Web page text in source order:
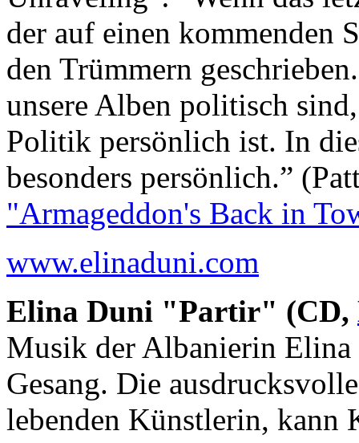
der auf einen kommenden
den Trümmern
unsere Alben politisch
Politik persönlich ist. In
besonders persönlich.”
"Armageddon's Back in
www.elinaduni.com
Elina Duni "Partir" (CD,
Musik der Albanierin
Gesang. Die
lebenden Künstlerin, kann